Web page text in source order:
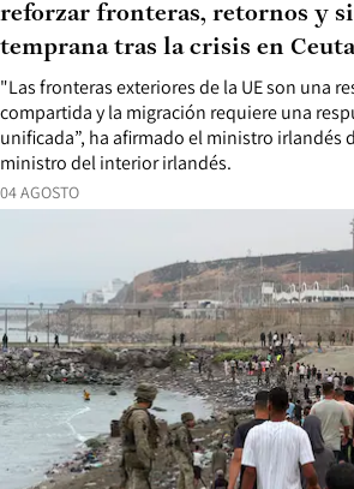
04 AGOSTO
"Las fronteras exteriores de la UE son una
compartida y la migración requiere una
unificada”, ha afirmado el ministro irlandés
ministro del interior irlandés.
reforzar fronteras, retornos y
temprana tras la crisis en Ceuta